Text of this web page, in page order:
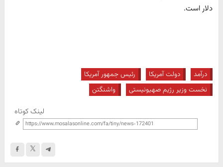
دلار است.
درآمد دولت آمریکا
رئیس جمهور آمریکا
نخست وزیر رژیم صهیونیستی
واشنگتن
لینک کوتاه